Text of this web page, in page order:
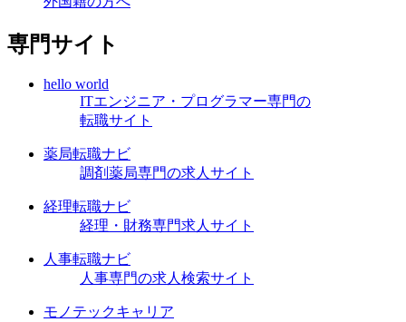
専門サイト
hello world
ITエンジニア・プログラマー専門の
転職サイト
薬局転職ナビ
調剤薬局専門の求人サイト
経理転職ナビ
経理・財務専門求人サイト
人事転職ナビ
人事専門の求人検索サイト
モノテックキャリア